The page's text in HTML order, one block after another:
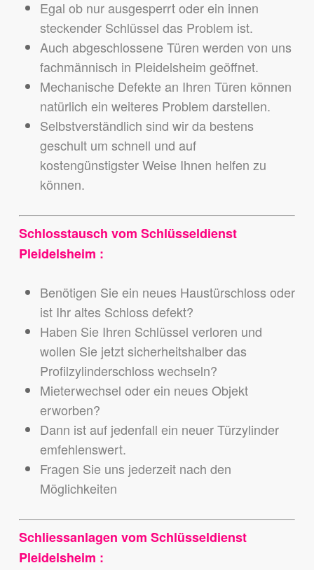
Egal ob nur ausgesperrt oder ein innen
steckender Schlüssel das Problem ist.
Auch abgeschlossene Türen werden von uns
fachmännisch in Pleidelsheim geöffnet.
Mechanische Defekte an Ihren Türen können
natürlich ein weiteres Problem darstellen.
Selbstverständlich sind wir da bestens
geschult um schnell und auf
kostengünstigster Weise Ihnen helfen zu
können.
Schlosstausch vom Schlüsseldienst
Pleidelsheim :
Benötigen Sie ein neues Haustürschloss oder
ist Ihr altes Schloss defekt?
Haben Sie Ihren Schlüssel verloren und
wollen Sie jetzt sicherheitshalber das
Profilzylinderschloss wechseln?
Mieterwechsel oder ein neues Objekt
erworben?
Dann ist auf jedenfall ein neuer Türzylinder
emfehlenswert.
Fragen Sie uns jederzeit nach den
Möglichkeiten
Schliessanlagen vom Schlüsseldienst
Pleidelsheim :